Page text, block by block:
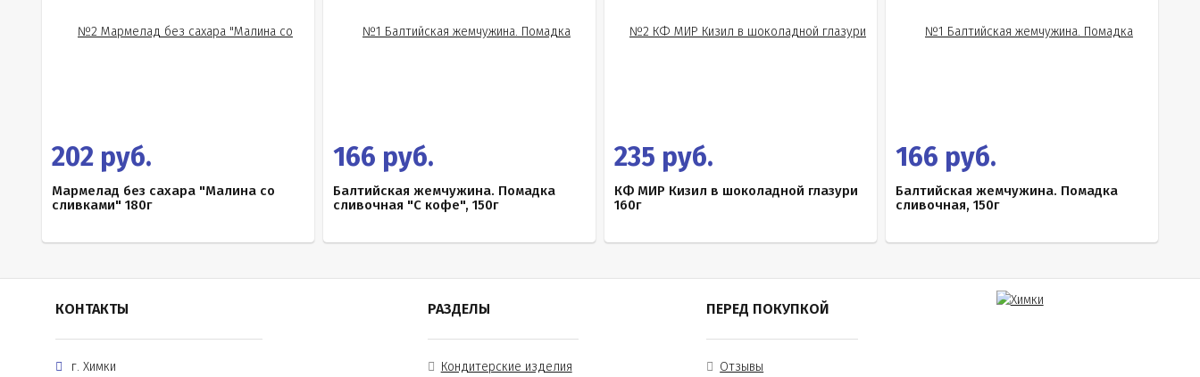
202 руб.
Мармелад без сахара "Малина со
сливками" 180г
166 руб.
Балтийская жемчужина. Помадка
сливочная "С кофе", 150г
235 руб.
КФ МИР Кизил в шоколадной глазури
160г
166 руб.
Балтийская жемчужина. Помадка
сливочная, 150г
КОНТАКТЫ
г. Химки
РАЗДЕЛЫ
Кондитерские изделия
ПЕРЕД ПОКУПКОЙ
Отзывы